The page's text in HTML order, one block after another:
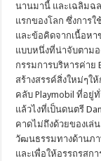
นานมานี้ และเฉลิมฉล
แรกของโลก ซึ่งการ
และข้อคิดจากเนื้อหา
แบบหนึ่งที่น่าจับตามอ
กรรมการบริหารค่าย
สร้างสรรค์สิ่งใหม่ๆใ
คลับ Playmobil ที่อยู่ทั่
แล้วไงที่เป็นดนตรี
คาดไม่ถึงด้วยของเล่
วัฒนธรรมทางด้านภา
และเพื่อให้อรรถรสก